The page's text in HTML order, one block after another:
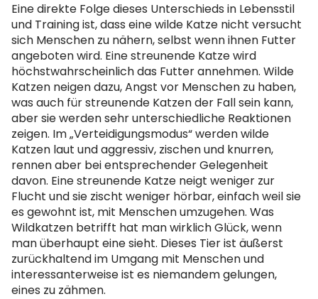
Eine direkte Folge dieses Unterschieds in Lebensstil
und Training ist, dass eine wilde Katze nicht versucht
sich Menschen zu nähern, selbst wenn ihnen Futter
angeboten wird. Eine streunende Katze wird
höchstwahrscheinlich das Futter annehmen. Wilde
Katzen neigen dazu, Angst vor Menschen zu haben,
was auch für streunende Katzen der Fall sein kann,
aber sie werden sehr unterschiedliche Reaktionen
zeigen. Im „Verteidigungsmodus“ werden wilde
Katzen laut und aggressiv, zischen und knurren,
rennen aber bei entsprechender Gelegenheit
davon. Eine streunende Katze neigt weniger zur
Flucht und sie zischt weniger hörbar, einfach weil sie
es gewohnt ist, mit Menschen umzugehen. Was
Wildkatzen betrifft hat man wirklich Glück, wenn
man überhaupt eine sieht. Dieses Tier ist äußerst
zurückhaltend im Umgang mit Menschen und
interessanterweise ist es niemandem gelungen,
eines zu zähmen.